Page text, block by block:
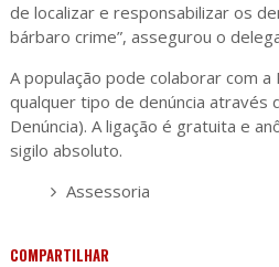
de localizar e responsabilizar os
bárbaro crime”, assegurou o
A população pode colaborar com a
qualquer tipo de denúncia através
Denúncia). A ligação é gratuita e
sigilo absoluto.
Assessoria
COMPARTILHAR